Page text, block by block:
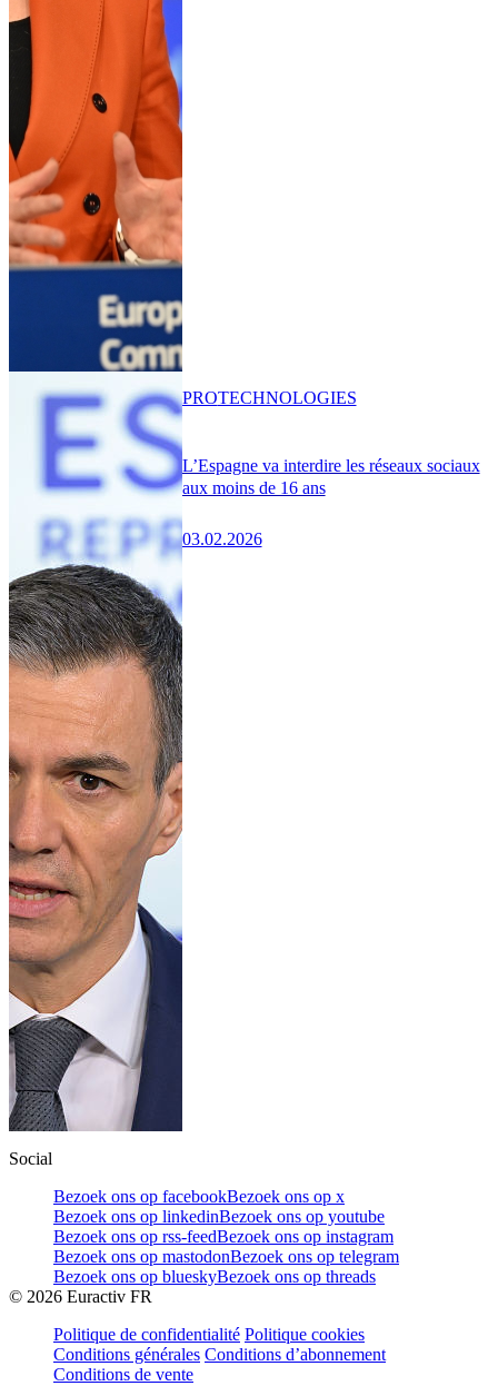
L’Espagne va interdire les réseaux sociaux
aux moins de 16 ans
03.02.2026
PROTECHNOLOGIES
Social
Bezoek ons op facebookBezoek ons op x
Bezoek ons op linkedinBezoek ons op youtube
Bezoek ons op rss-feedBezoek ons op instagram
Bezoek ons op mastodonBezoek ons op telegram
Bezoek ons op blueskyBezoek ons op threads
© 2026 Euractiv FR
Politique de confidentialité Politique cookies
Conditions générales Conditions d’abonnement
Conditions de vente